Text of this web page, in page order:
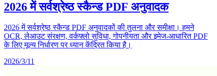
2026 में सर्वश्रेष्ठ स्कैन्ड PDF अनुवादक
2026 में सर्वश्रेष्ठ स्कैन्ड PDF अनुवादकों की तुलना और समीक्षा। हमने
OCR, लेआउट संरक्षण, वर्कफ़्लो सुविधा, गोपनीयता और इमेज-आधारित PDF
के लिए मूल्य निर्धारण पर ध्यान केंद्रित किया है।
2026/3/11